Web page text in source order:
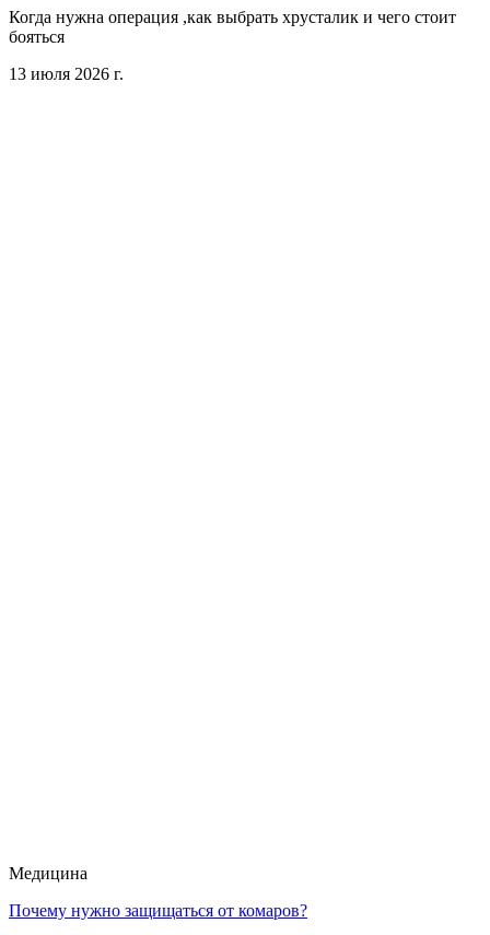
Когда нужна операция ,как выбрать хрусталик и чего стоит
бояться
13 июля 2026 г.
Медицина
Почему нужно защищаться от комаров?